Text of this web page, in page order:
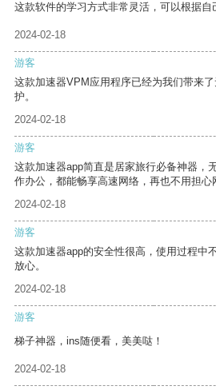
这款软件的学习方式非常灵活，可以根据自
2024-02-18
游客
这款加速器VPM应用程序已经为我们带来
护。
2024-02-18
游客
这款加速器app简直是居家旅行必备神器，
作办公，都能畅享高速网络，再也不用担心
2024-02-18
游客
这款加速器app的安全性很高，使用过程中
放心。
2024-02-18
游客
梯子神器，ins随便看，美美哒！
2024-02-18